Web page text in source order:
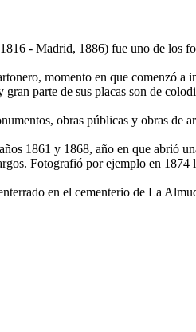
- Madrid, 1886) fue uno de los
momento en que comenzó
parte de sus placas son de
obras públicas y obras
1861 y 1868, año en que abrió
Fotografió por ejemplo en
en el cementerio de La